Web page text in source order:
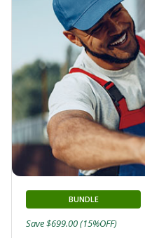
BUNDLE
Save $699.00 (15%OFF)